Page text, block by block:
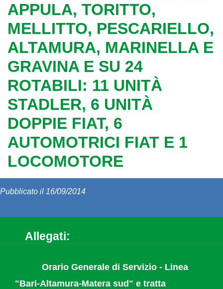
APPULA, TORITTO,
MELLITTO, PESCARIELLO,
ALTAMURA, MARINELLA E
GRAVINA E SU 24
ROTABILI: 11 UNITÀ
STADLER, 6 UNITÀ
DOPPIE FIAT, 6
AUTOMOTRICI FIAT E 1
LOCOMOTORE
Pubblicato il 16/09/2014
Allegati:
Orario Generale di Servizio - Linea
"Bari-Altamura-Matera sud" e tratta